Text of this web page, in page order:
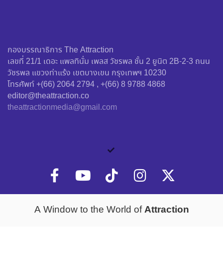
กองบรรณาธิการ The Attraction
เลขที่ 21/1 เดอะ แพลทินั่ม เพลส วัชรพล ชั้น 2 ยูนิต 2B-2-3 ถนน
วัชรพล แขวงท่าแร้ง เขตบางเขน กรุงเทพฯ 10230
โทรศัพท์ +(66) 2064 2794 , +(66) 8 9788 4868
editor@theattraction.co
theattractionmedia@gmail.com
A Window to the World ofAttraction